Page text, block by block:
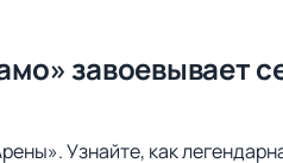
завоевывает
Узнайте, как